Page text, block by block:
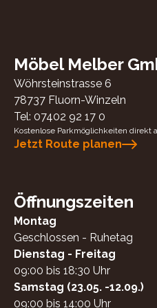
Möbel Melber
Wöhrsteinstrasse 6
78737 Fluorn-Winzeln
Tel: 07402 92 17 0
Kostenlose Parkmöglichkeiten direkt
Jetzt Route planen
Öffnungszeiten
Montag
Geschlossen - Ruhetag
Dienstag - Freitag
09:00 bis 18:30 Uhr
Samstag (23.05. -12.09.)
09:00 bis 14:00 Uhr